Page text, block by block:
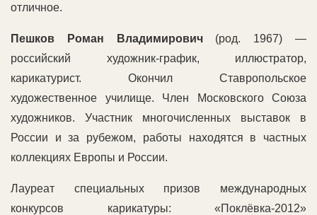
отличное.
Пешков Роман Владимирович(род. 1967) —
российский художник-график, иллюстратор,
карикатурист. Окончил Ставропольское
художественное училище. Член Московского Союза
художников. Участник многочисленных выставок в
России и за рубежом, работы находятся в частных
коллекциях Европы и России.
Лауреат специальных призов международных
конкурсов карикатуры: «Поклёвка-2012»